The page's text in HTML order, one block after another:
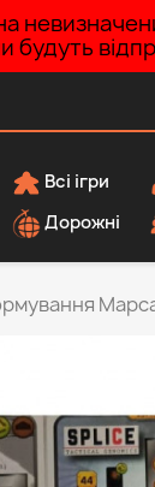
будуть
Всі ігри
Дорожні